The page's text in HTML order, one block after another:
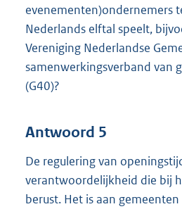
evenementen)ondernemers
Nederlands elftal speelt,
Vereniging Nederlandse
samenwerkingsverband van
(G40)?
Antwoord 5
De regulering van
verantwoordelijkheid die bij
berust. Het is aan